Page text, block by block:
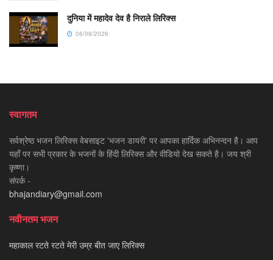
दुनिया में महादेव देव है निराले लिरिक्स
06/08/2026
स्वागतम
सर्वश्रेष्ठ भजन लिरिक्स वेबसाइट 'भजन डायरी' पर आपका हार्दिक अभिनन्दन है। आप
यहाँ पर सभी प्रकार के भजनों के हिंदी लिरिक्स और वीडियो देख सकते है। जय श्री
कृष्णा।
संपर्क -
bhajandiary@gmail.com
नवीनतम भजन
महाकाल रटते रटते मेरी उम्र बीत जाए लिरिक्स